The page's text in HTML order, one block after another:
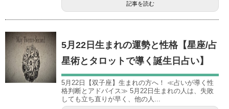
記事を読む
5月22日生まれの運勢と性格【星座/占
星術とタロットで導く誕生日占い】
5月22日【双子座】生まれの方へ！ ≪占いが導く性
格判断とアドバイス≫ 5月22日生まれの人は、失敗
しても立ち直りが早く、他の人...